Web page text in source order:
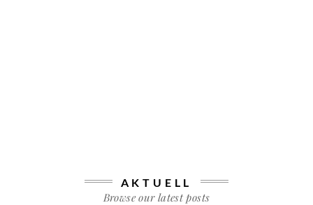
AKTUELL
Browse our latest posts